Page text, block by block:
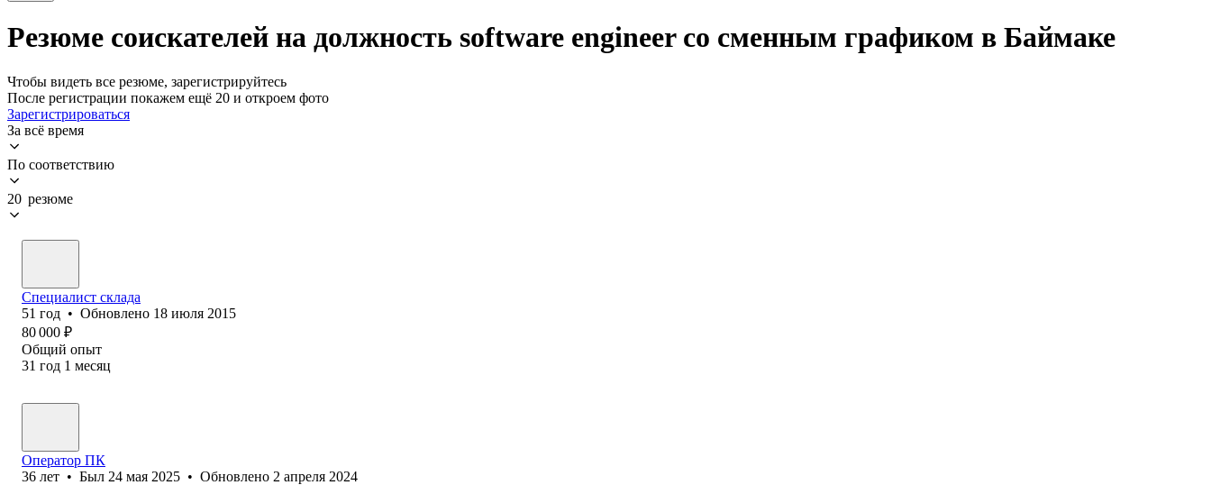
Резюме соискателей на должность software engineer со сменным графиком в Баймаке
Чтобы видеть все резюме, зарегистрируйтесь
После регистрации покажем ещё 20 и откроем фото
Зарегистрироваться
За всё время
По соответствию
20 резюме
Специалист склада
51 год • Обновлено 18 июля 2015
80 000 ₽
Общий опыт
31 год 1 месяц
Оператор ПК
36 лет • Был 24 мая 2025 • Обновлено 2 апреля 2024